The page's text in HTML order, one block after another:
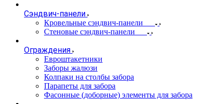
Сэндвич-панели
Кровельные сэндвич-панели
Стеновые сэндвич-панели
Ограждения
Евроштакетники
Заборы жалюзи
Колпаки на столбы забора
Парапеты для забора
Фасонные (доборные) элементы для забора